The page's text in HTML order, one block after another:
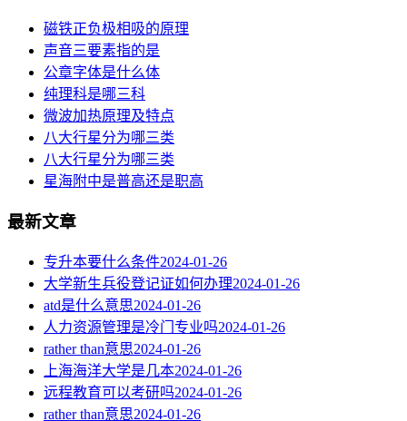
磁铁正负极相吸的原理
声音三要素指的是
公章字体是什么体
纯理科是哪三科
微波加热原理及特点
八大行星分为哪三类
八大行星分为哪三类
星海附中是普高还是职高
最新文章
专升本要什么条件2024-01-26
大学新生兵役登记证如何办理2024-01-26
atd是什么意思2024-01-26
人力资源管理是冷门专业吗2024-01-26
rather than意思2024-01-26
上海海洋大学是几本2024-01-26
远程教育可以考研吗2024-01-26
rather than意思2024-01-26